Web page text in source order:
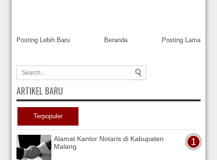
Posting Lebih Baru Posting Lama
Beranda
ARTIKEL BARU
Terpopuler
Alamat Kantor Notaris di Kabupaten
Malang